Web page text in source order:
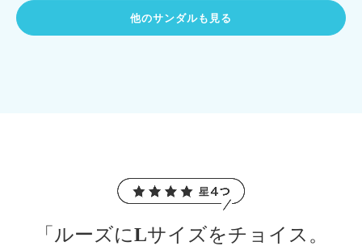
他のサンダルも見る
「ルーズにLサイズをチョイス。